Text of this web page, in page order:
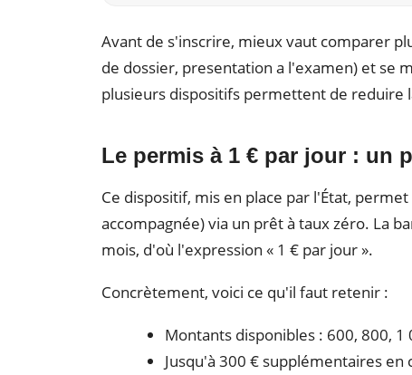
Avant de s'inscrire, mieux vaut comparer
de dossier, presentation a l'examen) et se
plusieurs dispositifs permettent de reduire
Le permis à 1 € par jour : un
Ce dispositif, mis en place par l'État,
accompagnée) via un prêt à taux zéro. La
mois, d'où l'expression « 1 € par jour ».
Concrètement, voici ce qu'il faut retenir :
Montants disponibles : 600, 800,
Jusqu'à 300 € supplémentaires